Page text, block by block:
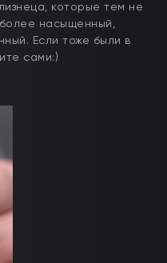
которые тем не
насыщенный,
Если тоже были в
сами:)